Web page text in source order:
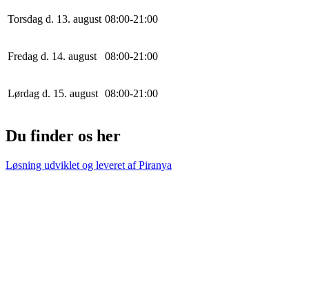
Torsdag d. 13. august 08:00-21 :00
Fredag d. 14. august 08:00-21 :00
Lørdag d. 15. august 08:00-21 :00
Du finder os her
Løsning udviklet og leveret afPiranya